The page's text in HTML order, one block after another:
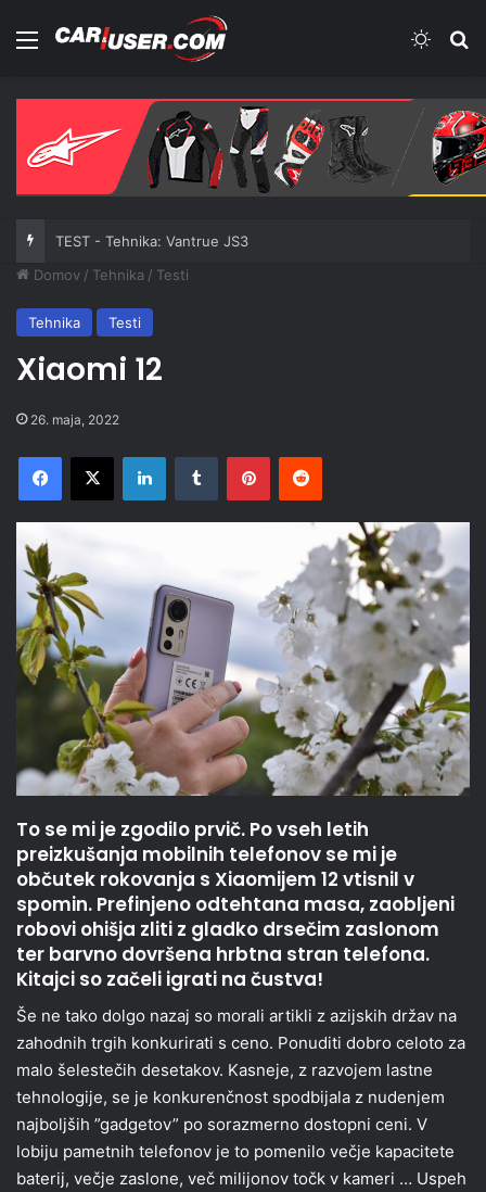
Meni
TEST - Tehnika: Vantrue JS3
Domov / Tehnika / Testi
Tehnika Testi
Xiaomi 12
26. maja, 2022
Facebook
X LinkedInTumblr PinterestReddit
To se mi je zgodilo prvič. Po vseh letih
preizkušanja mobilnih telefonov se mi je
občutek rokovanja s Xiaomijem 12 vtisnil v
spomin. Prefinjeno odtehtana masa, zaobljeni
robovi ohišja zliti z gladko drsečim zaslonom
ter barvno dovršena hrbtna stran telefona.
Kitajci so začeli igrati na čustva!
Še ne tako dolgo nazaj so morali artikli z azijskih držav na
zahodnih trgih konkurirati s ceno. Ponuditi dobro celoto za
malo šelestečih desetakov. Kasneje, z razvojem lastne
tehnologije, se je konkurenčnost spodbijala z nudenjem
najboljših ”gadgetov” po sorazmerno dostopni ceni. V
lobiju pametnih telefonov je to pomenilo večje kapacitete
baterij, večje zaslone, več milijonov točk v kameri … Uspeh